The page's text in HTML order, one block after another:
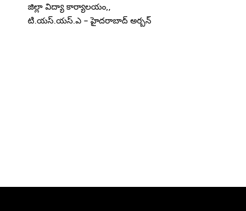
జిల్లా విద్యా కార్యాలయం,,
టి.యస్.యస్.ఎ – హైదరాబాద్ అర్బన్